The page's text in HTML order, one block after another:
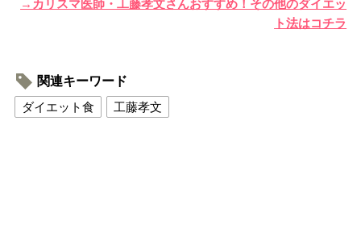
→カリスマ医師・工藤孝文さんおすすめ！その他のダイエッ
ト法はコチラ
関連キーワード
ダイエット食
工藤孝文